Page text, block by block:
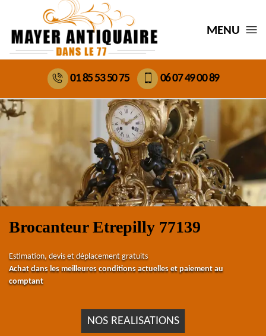
MENU
01 85 53 50 75 06 07 49 00 89
Brocanteur Etrepilly 77139
Estimation, devis et déplacement gratuits
Achat dans les meilleures conditions actuelles et paiement au
comptant
NOS REALISATIONS